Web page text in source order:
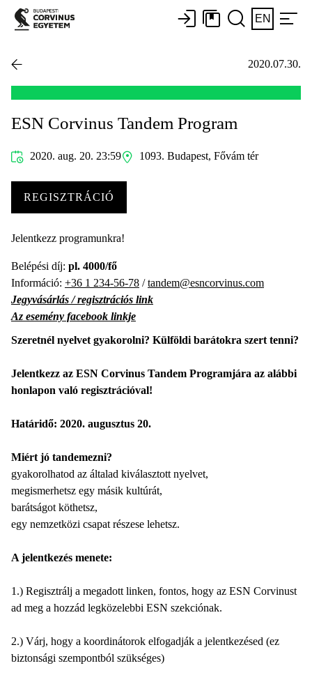
EN
2020.07.30.
ESN Corvinus Tandem Program
2020. aug. 20. 23:59 1093. Budapest, Fővám tér
REGISZTRÁCIÓ
Jelentkezz programunkra!
Belépési díj: pl. 4000/fő
Információ: +36 1 234-56-78 /tandem@esncorvinus.com
Jegyvásárlás / regisztrációs link
Az esemény facebook linkje
Szeretnél nyelvet gyakorolni? Külföldi barátokra szert tenni?
Jelentkezz az ESN Corvinus Tandem Programjára az alábbi
honlapon való regisztrációval!
Határidő: 2020. augusztus 20.
Miért jó tandemezni?
gyakorolhatod az általad kiválasztott nyelvet,
megismerhetsz egy másik kultúrát,
barátságot köthetsz,
egy nemzetközi csapat részese lehetsz.
A jelentkezés menete:
1.) Regisztrálj a megadott linken, fontos, hogy az ESN Corvinust
ad meg a hozzád legközelebbi ESN szekciónak.
2.) Várj, hogy a koordinátorok elfogadják a jelentkezésed (ez
biztonsági szempontból szükséges)